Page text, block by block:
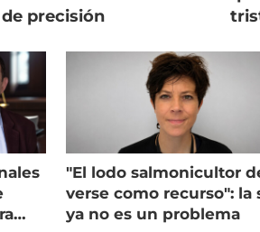
precisión
"El lodo salmonicultor
verse como recurso": la
ya no es un problema